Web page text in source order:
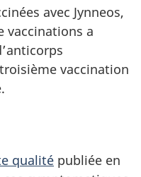
avec Jynneos,
vaccinations a
vaccination
qualité publiée en